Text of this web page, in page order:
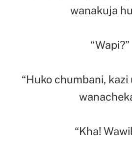
wanakuja
“Wapi?”
“Huko chumbani,
“Kha!